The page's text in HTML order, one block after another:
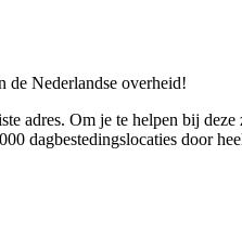
de Nederlandse overheid!
adres. Om je te helpen bij
dagbestedingslocaties door